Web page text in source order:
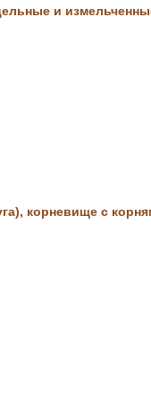
и
корневище с